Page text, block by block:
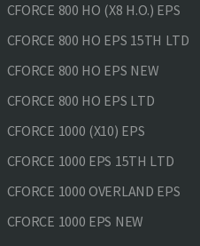
CFORCE 800 HO (X8 H.O.) EPS
CFORCE 800 HO EPS 15TH LTD
CFORCE 800 HO EPS NEW
CFORCE 800 HO EPS LTD
CFORCE 1000 (X10) EPS
CFORCE 1000 EPS 15TH LTD
CFORCE 1000 OVERLAND EPS
CFORCE 1000 EPS NEW